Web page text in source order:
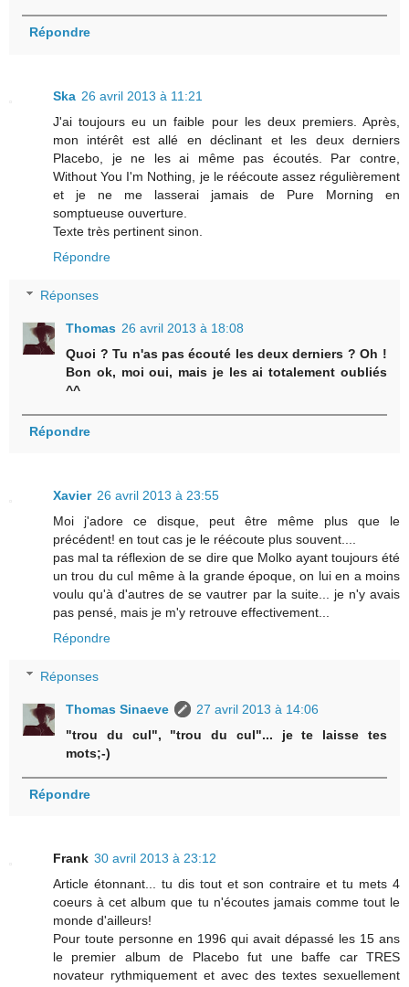
Répondre
Ska 26 avril 2013 à 11:21
J'ai toujours eu un faible pour les deux premiers. Après,
mon intérêt est allé en déclinant et les deux derniers
Placebo, je ne les ai même pas écoutés. Par contre,
Without You I'm Nothing, je le réécoute assez régulièrement
et je ne me lasserai jamais de Pure Morning en
somptueuse ouverture.
Texte très pertinent sinon.
Répondre
Réponses
Thomas 26 avril 2013 à 18:08
Quoi ? Tu n'as pas écouté les deux derniers ? Oh !
Bon ok, moi oui, mais je les ai totalement oubliés
^^
Répondre
Xavier 26 avril 2013 à 23:55
Moi j'adore ce disque, peut être même plus que le
précédent! en tout cas je le réécoute plus souvent....
pas mal ta réflexion de se dire que Molko ayant toujours été
un trou du cul même à la grande époque, on lui en a moins
voulu qu'à d'autres de se vautrer par la suite... je n'y avais
pas pensé, mais je m'y retrouve effectivement...
Répondre
Réponses
Thomas Sinaeve
27 avril 2013 à 14:06
"trou du cul", "trou du cul"... je te laisse tes
mots;-)
Répondre
Frank 30 avril 2013 à 23:12
Article étonnant... tu dis tout et son contraire et tu mets 4
coeurs à cet album que tu n'écoutes jamais comme tout le
monde d'ailleurs!
Pour toute personne en 1996 qui avait dépassé les 15 ans
le premier album de Placebo fut une baffe car TRES
novateur rythmiquement et avec des textes sexuellement